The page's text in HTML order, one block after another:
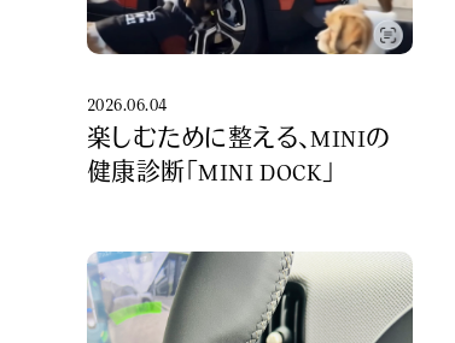
2026.06.04
楽しむために整える、MINIの
健康診断「MINI DOCK」